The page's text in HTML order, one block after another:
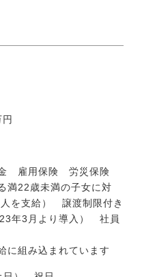
雇用保険 労災保険
満22歳未満の子女に対
を支給） 譲渡制限付き
年3月より導入） 社員
に組み込まれています